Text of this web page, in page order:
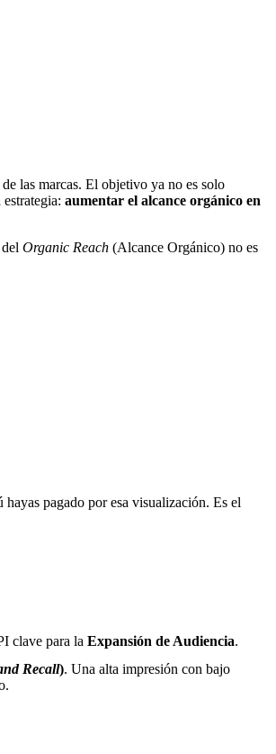
las marcas. El objetivo ya no es solo
aumentar el alcance orgánico en
Organic Reach (Alcance Orgánico) no es
pagado por esa visualización. Es el
clave para la Expansión de Audiencia.
Recall). Una alta impresión con bajo